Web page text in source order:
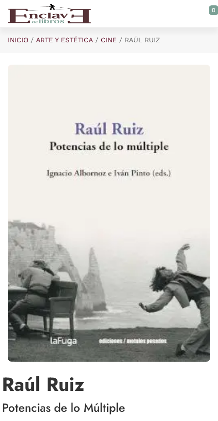
Saltar al contenido principal
0
INICIO ARTE Y ESTÉTICA CINE RAÚL RUIZ
Raúl Ruiz
Potencias de lo Múltiple